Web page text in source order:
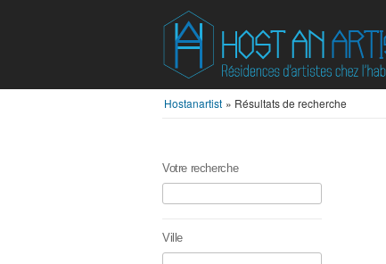
Hostanartist » Résultats de recherche
Votre recherche
Ville